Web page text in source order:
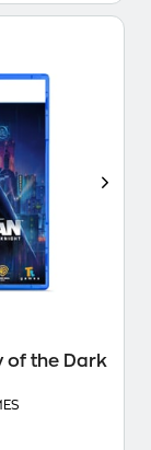
of the Dark